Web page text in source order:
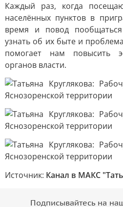
Каждый раз, когда
населённых пунктов в
время и повод
узнать об их быте и
помогает нам повысить
органов власти.
Источник: Канал в МАКС
Подписывайтесь на